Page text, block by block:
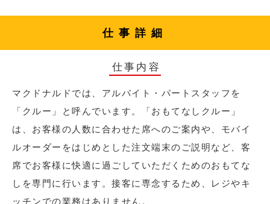
仕事詳細
仕事内容
マクドナルドでは、アルバイト・パートスタッフを
「クルー」と呼んでいます。「おもてなしクルー」
は、お客様の人数に合わせた席へのご案内や、モバイ
ルオーダーをはじめとした注文端末のご説明など、客
席でお客様に快適に過ごしていただくためのおもてな
しを専門に行います。接客に専念するため、レジやキ
ッチンでの業務はありません。